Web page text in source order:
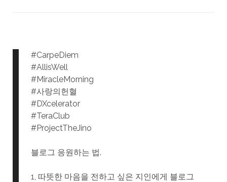
#CarpeDiem
#AllisWell
#MiracleMorning
#사랑의헌혈
#DXcelerator
#TeraClub
#ProjectTheJino
블로그 응원하는 법.
1, 따뜻한 마음을 전하고 싶은 지인에게 블로그